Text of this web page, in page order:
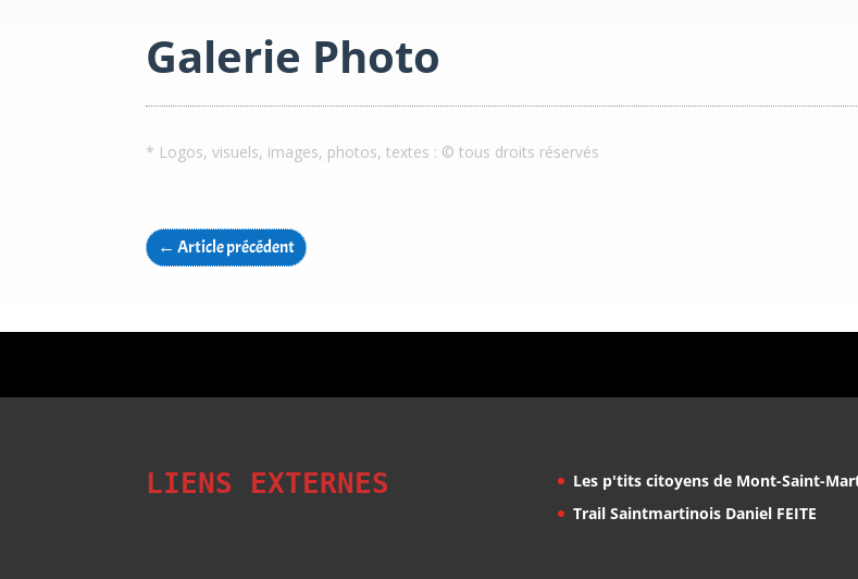
Galerie Photo
* Logos, visuels, images, photos, textes : © tous droits réservés
←Article précédent
LIENS EXTERNES
Les p'tits citoyens de Mont-Saint-
Trail Saintmartinois Daniel FEITE